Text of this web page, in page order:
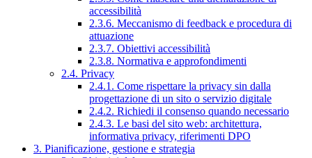
accessibilità
2.3.6. Meccanismo di feedback e procedura di
attuazione
2.3.7. Obiettivi accessibilità
2.3.8. Normativa e approfondimenti
2.4. Privacy
2.4.1. Come rispettare la privacy sin dalla
progettazione di un sito o servizio digitale
2.4.2. Richiedi il consenso quando necessario
2.4.3. Le basi del sito web: architettura,
informativa privacy, riferimenti DPO
3. Pianificazione, gestione e strategia